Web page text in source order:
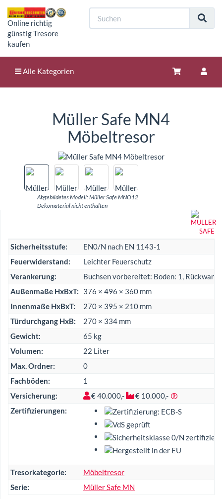
Online richtig
günstig Tresore
kaufen
Alle Kategorien
Müller Safe MN4
Möbeltresor
Abgebildetes Modell: Müller Safe MNO12
Dekomaterial nicht enthalten
Sicherheitsstufe:
EN0/N nach EN 1143-1
Feuerwiderstand:
Leichter Feuerschutz
Verankerung:
Buchsen vorbereitet: Boden: 1,
Außenmaße HxBxT:
376 × 496 × 360 mm
Innenmaße HxBxT:
270 × 395 × 210 mm
Türdurchgang HxB:
270 × 334 mm
Gewicht:
65 kg
Volumen:
22 Liter
Max. Ordner:
0
Fachböden:
1
Versicherung:
€ 40.000,-
€ 10.000,-
Zertifizierungen:
Tresorkategorie:
Möbeltresor
Serie:
Müller Safe MN